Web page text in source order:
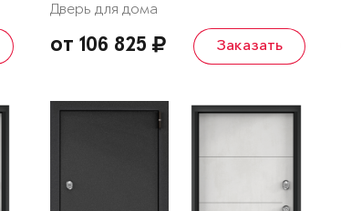
Дверь для дома
от 106 825 Заказать